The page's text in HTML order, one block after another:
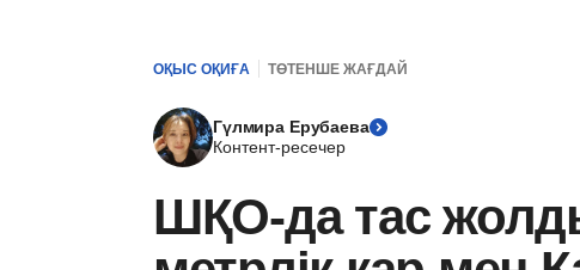
ОҚЫС ОҚИҒА ТӨТЕНШЕ ЖАҒДАЙ
Гүлмира Ерубаева
Контент-ресечер
ШҚО-да тас